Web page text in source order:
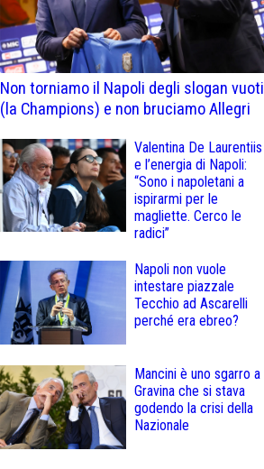
Non torniamo il Napoli degli slogan vuoti
(la Champions) e non bruciamo Allegri
Valentina De Laurentiis
e l’energia di Napoli:
“Sono i napoletani a
ispirarmi per le
magliette. Cerco le
radici”
Napoli non vuole
intestare piazzale
Tecchio ad Ascarelli
perché era ebreo?
Mancini è uno sgarro a
Gravina che si stava
godendo la crisi della
Nazionale